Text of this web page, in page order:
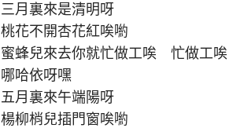
三月裏來是清明呀
桃花不開杏花紅唉喲
蜜蜂兒來去你就忙做工唉 忙做工唉
哪哈依呀嘿
五月裏來午端陽呀
楊柳梢兒插門窗唉喲